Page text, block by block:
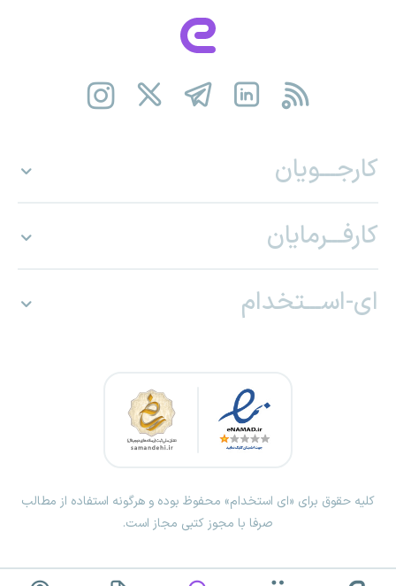
کارجـــویان
کارفـــرمایان
ای-اســـتخدام
کلیه حقوق برای «ای استخدام» محفوظ بوده و هرگونه استفاده از مطالب
صرفا با مجوز کتبی مجاز است.